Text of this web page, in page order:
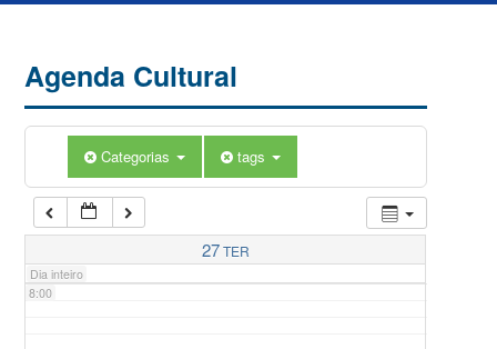
Agenda Cultural
Categorias tags
27TER
Dia inteiro
5:00
7:00
8:00